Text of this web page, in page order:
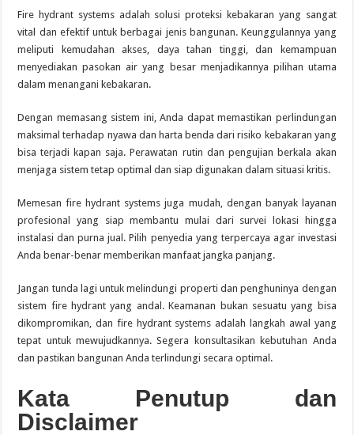
Fire hydrant systems adalah solusi proteksi kebakaran yang sangat
vital dan efektif untuk berbagai jenis bangunan. Keunggulannya yang
meliputi kemudahan akses, daya tahan tinggi, dan kemampuan
menyediakan pasokan air yang besar menjadikannya pilihan utama
dalam menangani kebakaran.
Dengan memasang sistem ini, Anda dapat memastikan perlindungan
maksimal terhadap nyawa dan harta benda dari risiko kebakaran yang
bisa terjadi kapan saja. Perawatan rutin dan pengujian berkala akan
menjaga sistem tetap optimal dan siap digunakan dalam situasi kritis.
Memesan fire hydrant systems juga mudah, dengan banyak layanan
profesional yang siap membantu mulai dari survei lokasi hingga
instalasi dan purna jual. Pilih penyedia yang terpercaya agar investasi
Anda benar-benar memberikan manfaat jangka panjang.
Jangan tunda lagi untuk melindungi properti dan penghuninya dengan
sistem fire hydrant yang andal. Keamanan bukan sesuatu yang bisa
dikompromikan, dan fire hydrant systems adalah langkah awal yang
tepat untuk mewujudkannya. Segera konsultasikan kebutuhan Anda
dan pastikan bangunan Anda terlindungi secara optimal.
Kata Penutup dan
Disclaimer